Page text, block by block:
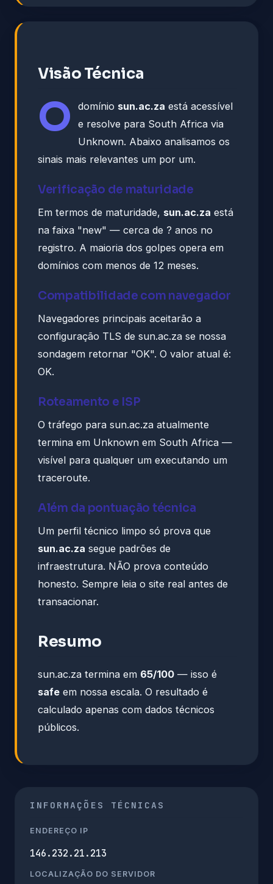
Visão Técnica
O domínio sun.ac.za está acessível
e resolve para South Africa via
Unknown. Abaixo analisamos os
sinais mais relevantes um por um.
Verificação de maturidade
Em termos de maturidade, sun.ac.za está
na faixa "new" — cerca de ? anos no
registro. A maioria dos golpes opera em
domínios com menos de 12 meses.
Compatibilidade com navegador
Navegadores principais aceitarão a
configuração TLS de sun.ac.za se nossa
sondagem retornar "OK". O valor atual é:
OK.
Roteamento e ISP
O tráfego para sun.ac.za atualmente
termina em Unknown em South Africa —
visível para qualquer um executando um
traceroute.
Além da pontuação técnica
Um perfil técnico limpo só prova que
sun.ac.za segue padrões de
infraestrutura. NÃO prova conteúdo
honesto. Sempre leia o site real antes de
transacionar.
Resumo
sun.ac.za termina em 65/100 — isso é
safe em nossa escala. O resultado é
calculado apenas com dados técnicos
públicos.
INFORMAÇÕES TÉCNICAS
ENDEREÇO IP
146.232.21.213
LOCALIZAÇÃO DO SERVIDOR